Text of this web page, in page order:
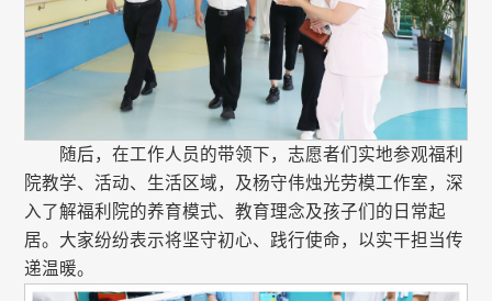
随后，在工作人员的带领下，志愿者们实地参观福利
院教学、活动、生活区域，及杨守伟烛光劳模工作室，深
入了解福利院的养育模式、教育理念及孩子们的日常起
居。大家纷纷表示将坚守初心、践行使命，以实干担当传
递温暖。